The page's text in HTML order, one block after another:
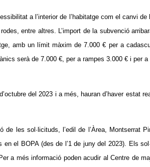
a l’interior de l’habitatge com el canvi
entre altres. L’import de la subvenció
amb un límit màxim de 7.000 € per a
serà de 7.000 €, per a rampes 3.000 € i per
del 2023 i a més, hauran d’haver estat
de les sol·licituds, l’edil de l’Àrea, Montserrat
el BOPA (des de l’1 de juny del 2023). Els
a més informació poden acudir al Centre de